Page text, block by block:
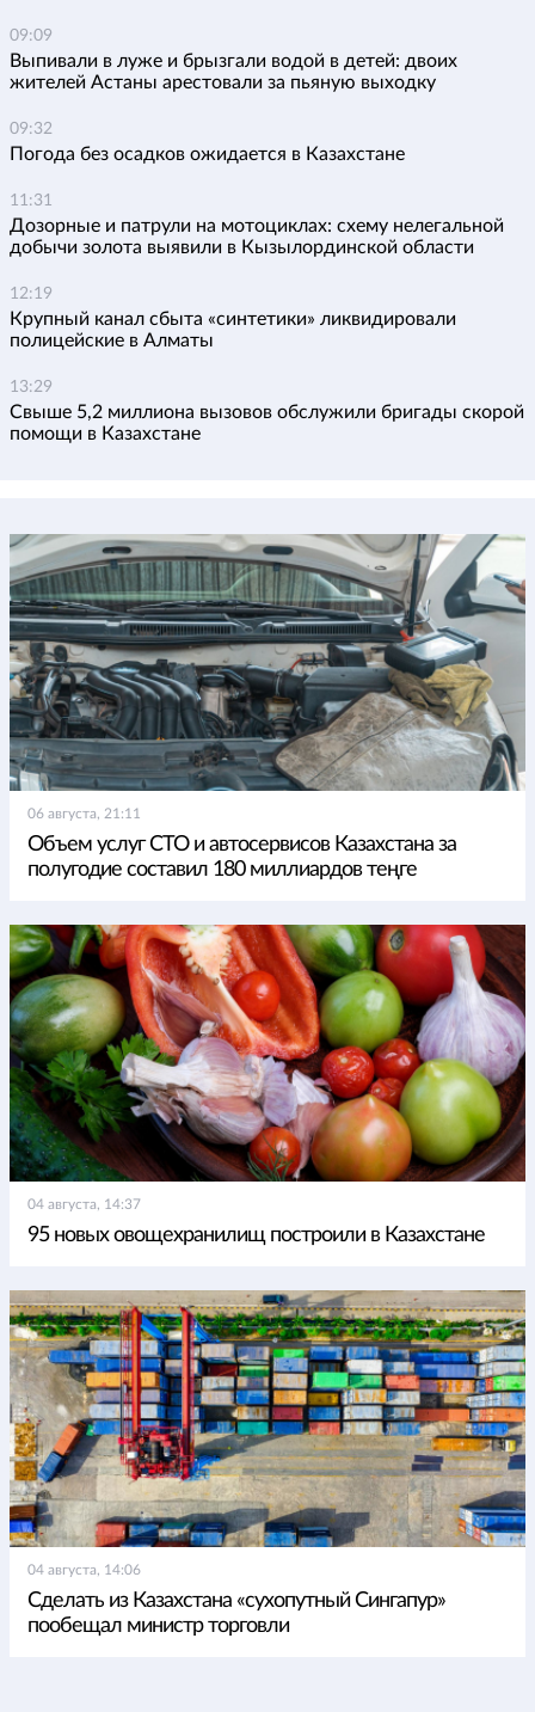
09:09
Выпивали в луже и брызгали водой в детей: двоих
жителей Астаны арестовали за пьяную выходку
09:32
Погода без осадков ожидается в Казахстане
11:31
Дозорные и патрули на мотоциклах: схему нелегальной
добычи золота выявили в Кызылординской области
12:19
Крупный канал сбыта «синтетики» ликвидировали
полицейские в Алматы
13:29
Свыше 5,2 миллиона вызовов обслужили бригады скорой
помощи в Казахстане
06 августа, 21:11
Объем услуг СТО и автосервисов Казахстана за
полугодие составил 180 миллиардов теңге
04 августа, 14:37
95 новых овощехранилищ построили в Казахстане
04 августа, 14:06
Сделать из Казахстана «сухопутный Сингапур»
пообещал министр торговли